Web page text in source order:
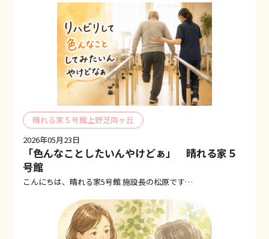
晴れる家５号館上野芝向ヶ丘
2026年05月23日
「色んなことしたいんやけどぁ」 晴れる家５
号館
こんにちは、晴れる家5号館 施設長の松原です…